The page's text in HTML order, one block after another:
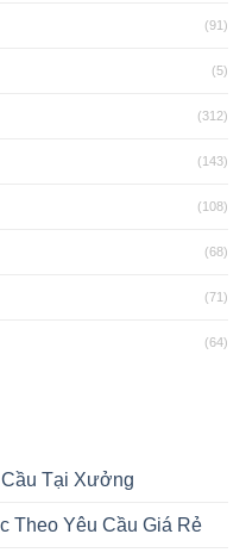
(91)
(5)
(312)
(143)
(108)
(68)
(71)
(64)
Tại Xưởng
Theo Yêu Cầu Giá Rẻ